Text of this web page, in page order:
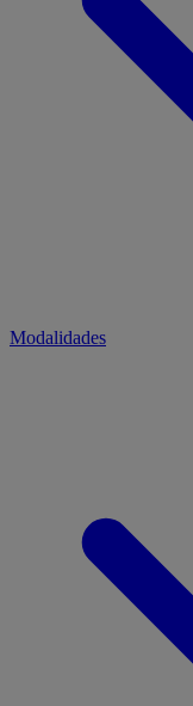
Modalidades